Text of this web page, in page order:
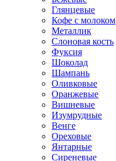
Глянцевые
Кофе с молоком
Металлик
Слоновая кость
Фуксия
Шоколад
Шампань
Оливковые
Оранжевые
Вишневые
Изумрудные
Венге
Ореховые
Янтарные
Сиреневые